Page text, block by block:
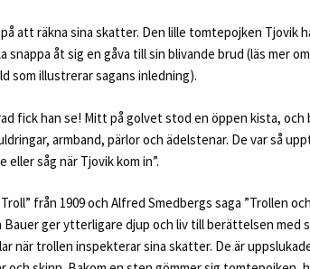
på att räkna sina skatter. Den lille tomtepojken Tjovik
åt sig en gåva till sin blivande brud (läs mer
som illustrerar sagans inledning).
fick han se! Mitt på golvet stod en öppen kista, och
armband, pärlor och ädelstenar. De var så
såg när Tjovik kom in”.
från 1909 och Alfred Smedbergs saga ”Trollen och
Bauer ger ytterligare djup och liv till berättelsen med
när trollen inspekterar sina skatter. De är